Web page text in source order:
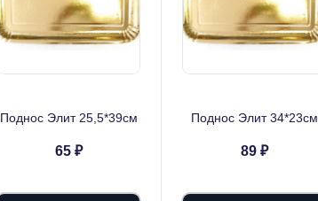
Поднос Элит 25,5*39см
65 ₽
Поднос Элит 34*23см
89 ₽